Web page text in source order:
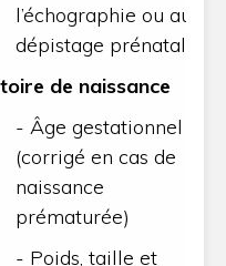
l’échographie ou au
dépistage prénatal
de naissance
- Âge gestationnel
(corrigé en cas de
naissance
prématurée)
- Poids, taille et